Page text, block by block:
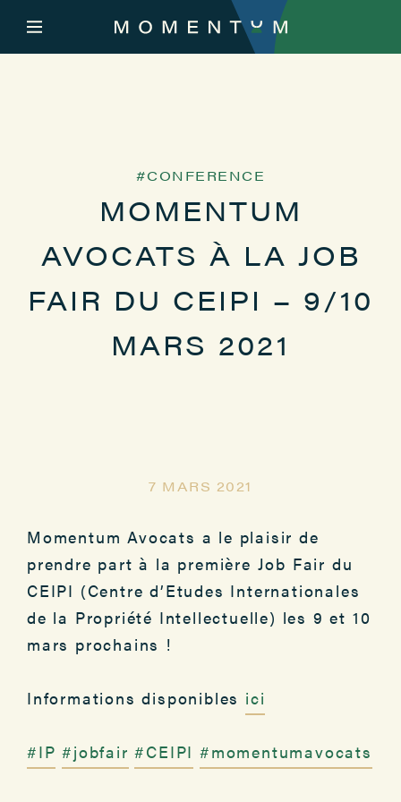
CONFERENCE
MOMENTUM
AVOCATS À LA JOB
FAIR DU CEIPI – 9/10
MARS 2021
7 MARS 2021
Momentum Avocats a le plaisir de
prendre part à la première Job Fair du
CEIPI (Centre d’Etudes Internationales
de la Propriété Intellectuelle) les 9 et 10
mars prochains !
Informations disponibles ici
#IP #jobfair #CEIPI #momentumavocats